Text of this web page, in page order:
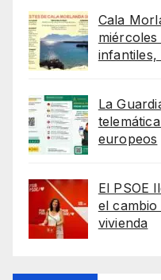
Cala
infantiles,
La
europeos
El PSOE
el
vivienda